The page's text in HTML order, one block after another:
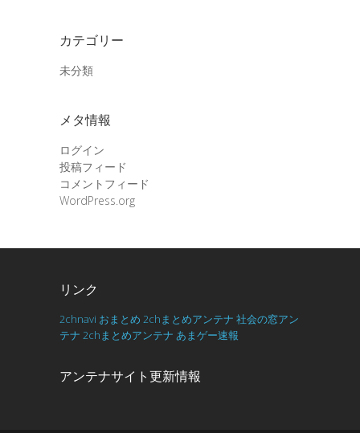
カテゴリー
未分類
メタ情報
ログイン
投稿フィード
コメントフィード
WordPress.org
リンク
2chnavi おまとめ 2chまとめアンテナ 社会の窓アン
テナ 2chまとめアンテナ あまゲー速報
アンテナサイト更新情報